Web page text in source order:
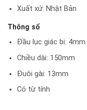
Xuất xứ: Nhật Bản
Thông số
Đầu lục giác bi: 4mm
Chiều dài: 150mm
Đuôi gài: 13mm
Có từ tính